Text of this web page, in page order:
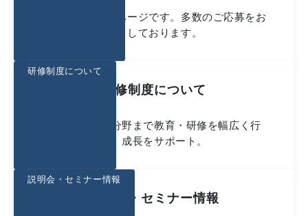
私たちのご紹介ページです。多数のご応募をお
待ちしております。
研修制度について
基礎から専門分野まで教育・研修を幅広く行
い、成長をサポート。
研修制度について
説明会・セミナー情報
説明会・セミナー情報